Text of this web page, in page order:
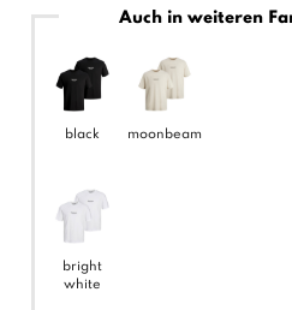
Auch in weiteren
black
bright
white
moonbeam